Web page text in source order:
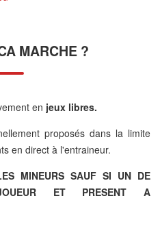
MARCHE ?
en jeux libres.
proposés dans la limite
en direct à l'entraineur.
MINEURS SAUF SI UN DE
ET PRESENT A